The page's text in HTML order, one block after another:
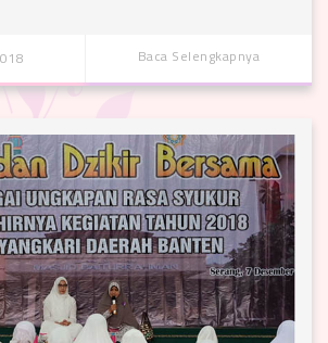
Baca Selengkapnya